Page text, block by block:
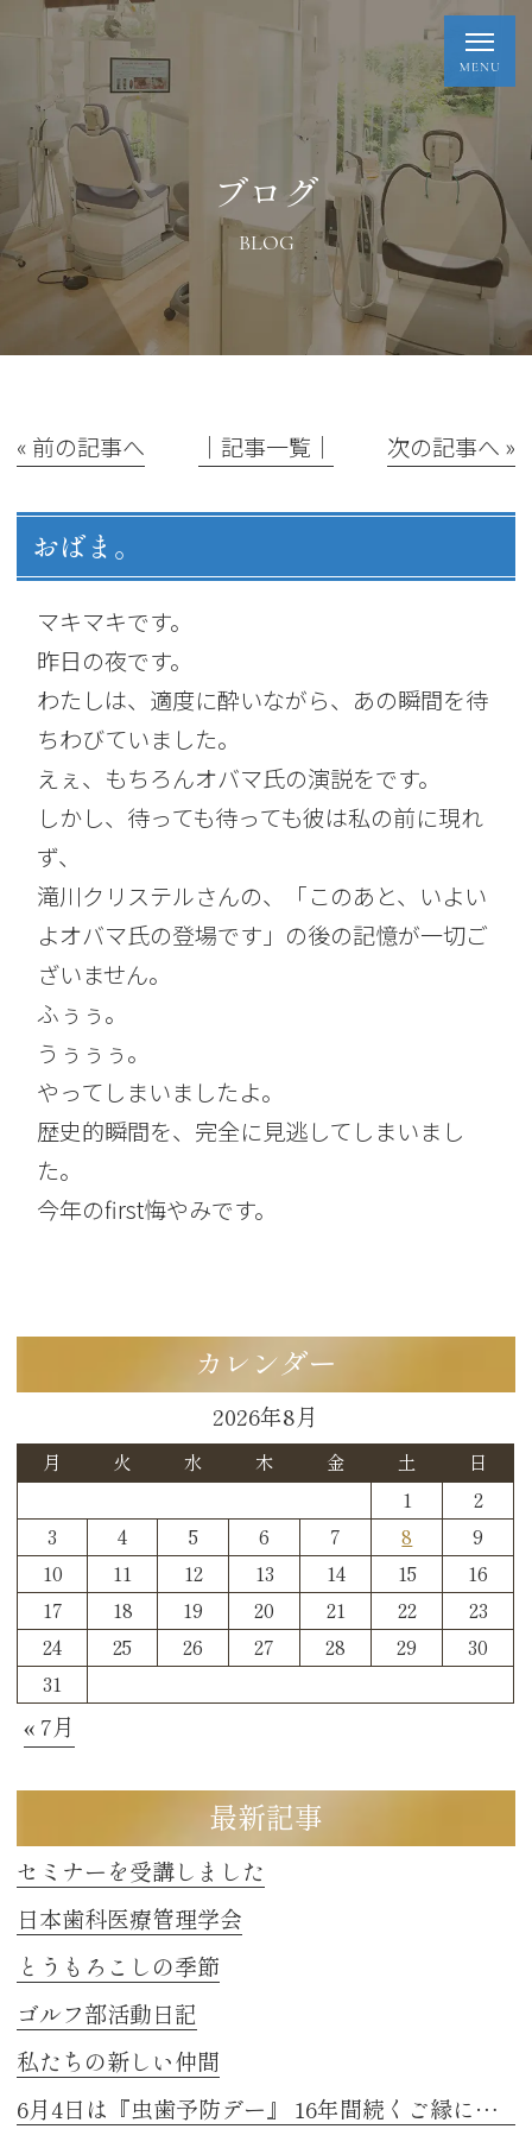
ブログ
BLOG
« 前の記事へ │記事一覧│ 次の記事へ »
おばま。
マキマキです。
昨日の夜です。
わたしは、適度に酔いながら、あの瞬間を待
ちわびていました。
えぇ、もちろんオバマ氏の演説をです。
しかし、待っても待っても彼は私の前に現れ
ず、
滝川クリステルさんの、「このあと、いよい
よオバマ氏の登場です」の後の記憶が一切ご
ざいません。
ふぅぅ。
うぅぅぅ。
やってしまいましたよ。
歴史的瞬間を、完全に見逃してしまいまし
た。
今年のfirst悔やみです。
カレンダー
2026年8月
月 火 水 木 金 土 日
1
2
3
4 5 6 7 8
9
10
11 12 13 14 15
16
17
18 19 20 21 22
23
24
25 26 27 28 29
30
31
« 7月
最新記事
セミナーを受講しました
日本歯科医療管理学会
とうもろこしの季節
ゴルフ部活動日記
私たちの新しい仲間
6月4日は『虫歯予防デー』 16年間続くご縁に感謝